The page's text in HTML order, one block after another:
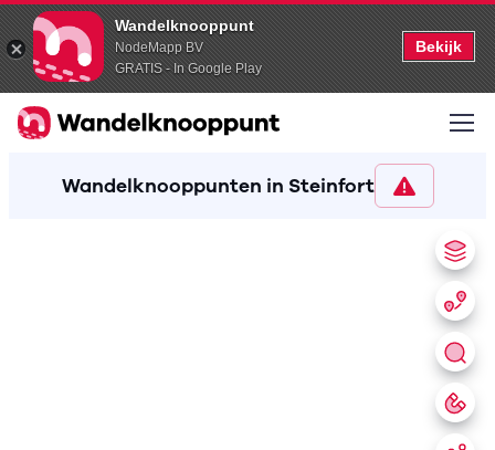
Wandelknooppunt
NodeMapp BV
GRATIS - In Google Play
Bekijk
Wandelknooppunten in Steinfort